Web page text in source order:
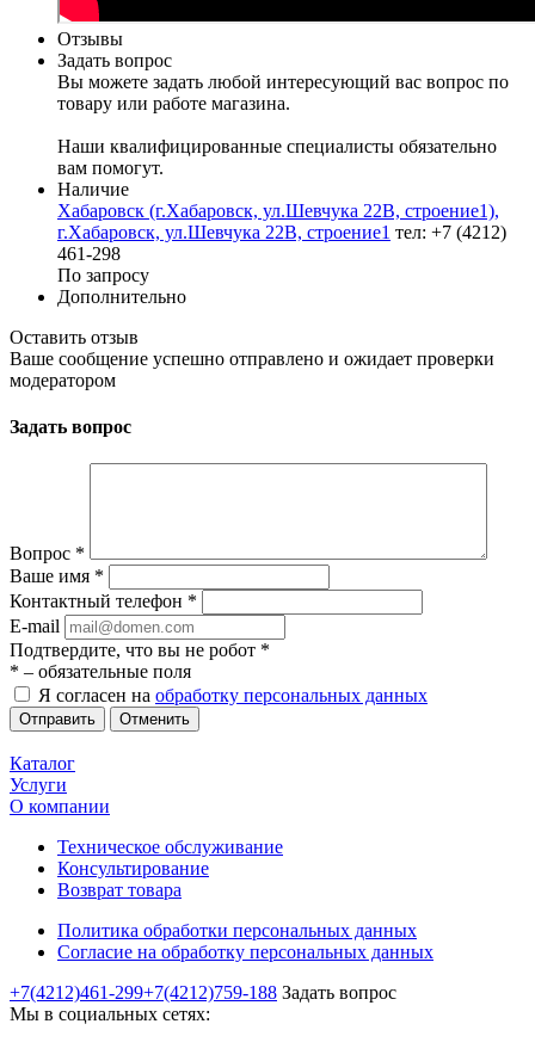
Отзывы
Задать вопрос
Вы можете задать любой интересующий вас вопрос по
товару или работе магазина.
Наши квалифицированные специалисты обязательно
вам помогут.
Наличие
Хабаровск (г.Хабаровск, ул.Шевчука 22В, строение1),
г.Хабаровск, ул.Шевчука 22В, строение1 тел: +7 (4212)
461-298
По запросу
Дополнительно
Оставить отзыв
Ваше сообщение успешно отправлено и ожидает проверки
модератором
Задать вопрос
Вопрос *
Ваше имя *
Контактный телефон *
E-mail
Подтвердите, что вы не робот *
* – обязательные поля
Я согласен на обработку персональных данных
Отменить
Каталог
Услуги
О компании
Техническое обслуживание
Консультирование
Возврат товара
Политика обработки персональных данных
Согласие на обработку персональных данных
+7(4212)461-299+7(4212)759-188 Задать вопрос
Мы в социальных сетях: